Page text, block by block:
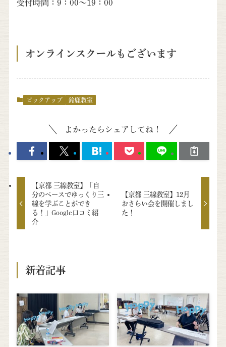
受付時間：9：00～19：00
オンラインスクールもございます
ピックアップ 鈴鹿教室
よかったらシェアしてね！
【京都 三線教室】「自
分のペースでゆっくり三
線を学ぶことができ
る！」Google口コミ紹
介
【京都 三線教室】12月
おさらい会を開催しまし
た！
新着記事